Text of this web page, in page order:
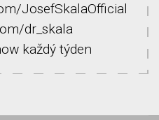
JosefSkalaOfficial
dr_skala
každý týden